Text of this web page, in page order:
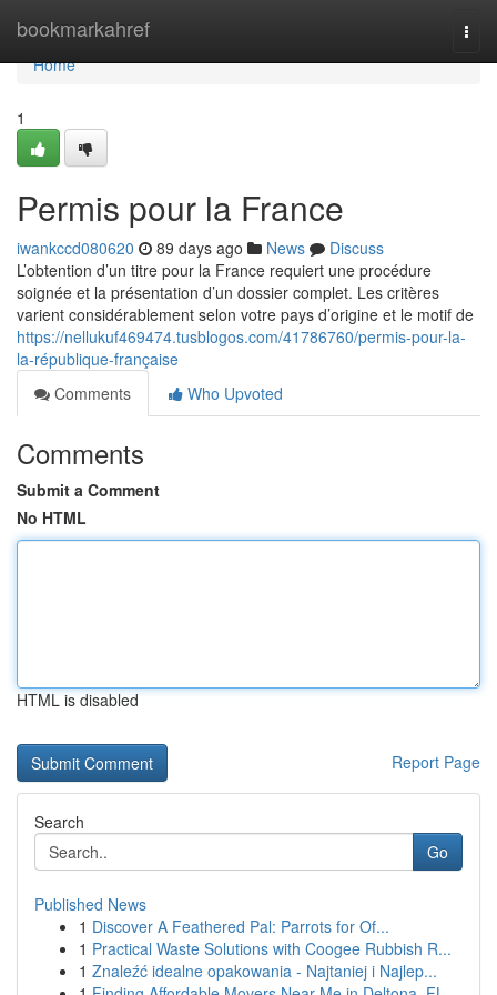
bookmarkahref
Home
Home
1
Permis pour la France
iwankccd080620 89 days ago News
Discuss
L’obtention d’un titre pour la France requiert une procédure
soignée et la présentation d’un dossier complet. Les critères
varient considérablement selon votre pays d’origine et le motif de
https://nellukuf469474.tusblogos.com/41786760/permis-pour-la-
la-république-française
Comments
Who Upvoted
Comments
Submit a Comment
No HTML
HTML is disabled
Report Page
Search
Go
Published News
1 Discover A Feathered Pal: Parrots for Of...
1 Practical Waste Solutions with Coogee Rubbish R...
1 Znaleźć idealne opakowania - Najtaniej i Najlep...